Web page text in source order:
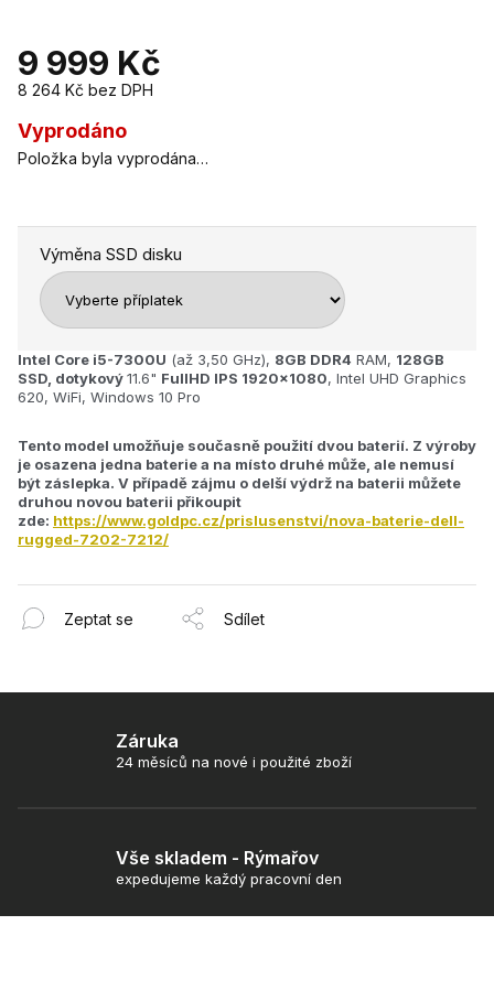
9 999 Kč
8 264 Kč bez DPH
Měrná
cena:
Vyprodáno
Výměna SSD disku
Položka byla vyprodána…
Intel Core i5-7300U (až 3,50 GHz), 8GB DDR4 RAM, 128GB
SSD, dotykový11.6" FullHD IPS 1920x1080, Intel UHD Graphics
620, WiFi, Windows 10 Pro
Tento model umožňuje současně použití dvou baterií. Z výroby
je osazena jedna baterie a na místo druhé může, ale nemusí
být záslepka. V případě zájmu o delší výdrž na baterii můžete
druhou novou baterii přikoupit
zde: https://www.goldpc.cz/prislusenstvi/nova-baterie-dell-
rugged-7202-7212/
Zeptat se Sdílet
Záruka
24 měsíců na nové i použité zboží
Vše skladem - Rýmařov
expedujeme každý pracovní den